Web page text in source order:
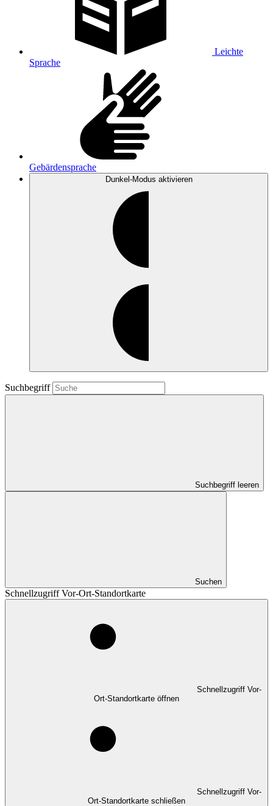
Leichte
Sprache
Gebärdensprache
Dunkel-Modus aktivieren
Suchbegriff
Suchbegriff leeren
Suchen
Schnellzugriff Vor-Ort-Standortkarte
Schnellzugriff Vor-
Ort-Standortkarte öffnen
Schnellzugriff Vor-
Ort-Standortkarte schließen